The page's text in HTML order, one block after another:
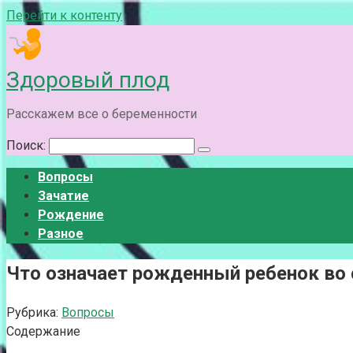
Перейти к контенту
Здоровый плод
Расскажем все о беременности
Поиск:
Вопросы
Зачатие
Рождение
Разное
Что означает рожденный ребенок во
Рубрика: Вопросы
Содержание